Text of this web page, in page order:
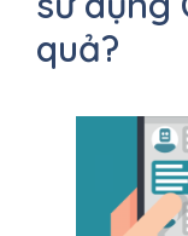
quả?